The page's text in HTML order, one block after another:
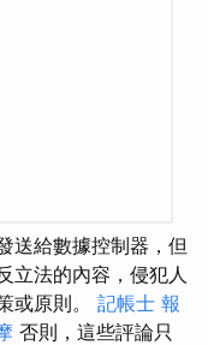
送給數據控制器，但
立法的內容，侵犯人
或原則。 記帳士 報
否則，這些評論只